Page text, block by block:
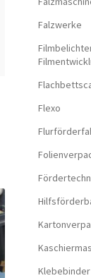
Falzwerke
Flexo
Klebebinder